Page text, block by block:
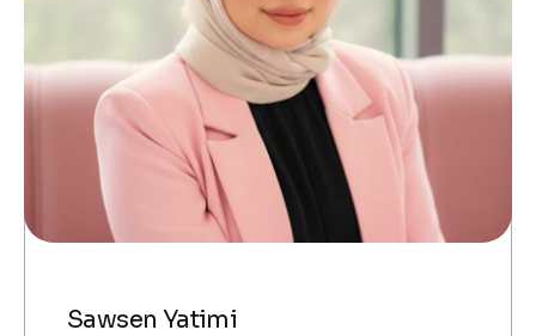
Sawsen Yatimi